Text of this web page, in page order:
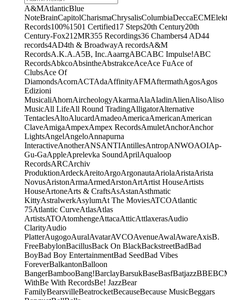
A&MAtlanticBlue
NoteBrainCapitolCharismaChrysalisColumbiaDeccaECM
Records100%1501 Certified17 Steps20th Century20th
Century-Fox21 2MR355 Recordings36 Chambers4 AD44
records4AD4th & BroadwayA recordsA&M
RecordsA.K.A.A5B, Inc.AaarrgABCABC Impulse!ABC
RecordsAbkcoAbsintheAbstrakceAceAce FuAce of
ClubsAce Of
DiamondsAcornACTAdaAffinityAFMAftermathAgosAgos
Edizioni
MusicaliAhornAircheologyAkarmaAlaAladinAlienAlisoAliso
MusicAll LifeAll Round TradingAlligatorAlternative
TentaclesAltoAlucardAmadeoAmericaAmericanAmerican
ClaveAmigaAmpexAmpex RecordsAmuletAnchorAnchor
LightsAngelAngeloAnnapurna
InteractiveAnotherANSANTIAntillesAntropANWOAOIAp-
Gu-GaAppleAprelevka SoundAprilAqualoop
RecordsARCArchiv
ProduktionArdeckAreitoArgoArgonautaAriolaAristaArista
NovusAristonArmaArmedArstonArtArtist HouseArtists
HouseArtoneArts & CraftsAsAstanAsthmatic
KittyAstralwerkAsylumAt The MoviesATCOAtlantic
75Atlantic CurveAtlasAtlas
ArtistsATOAtomhengeAttacaAtticAttlaxerasAudio
ClarityAudio
PlatterAugogoAuralAvatarAVCOAvenueAwalAwareAxisB.
FreeBabylonBacillusBack On BlackBackstreetBadBad
BoyBad Boy EntertainmentBad SeedBad Vibes
ForeverBalkantonBalloon
BangerBambooBang!BarclayBarsukBaseBasfBatjazzBBE
WithBe With RecordsBe! JazzBear
FamilyBearsvilleBeatrocketBecauseBecause MusicBeggars